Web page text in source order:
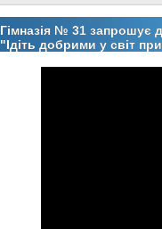
Гімназія № 31 запрошує
"Ідіть добрими у світ